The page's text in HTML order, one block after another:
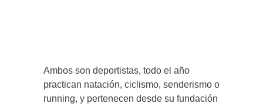
Ambos son deportistas, todo el año
practican natación, ciclismo, senderismo o
running, y pertenecen desde su fundación